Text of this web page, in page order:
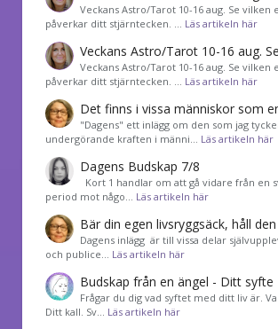
Veckans Astro/Tarot 10-16 aug. Se vilken
påverkar ditt stjärntecken. … Läs artikeln här
Veckans Astro/Tarot 10-16 aug.
Veckans Astro/Tarot 10-16 aug. Se vilken
påverkar ditt stjärntecken. … Läs artikeln här
Det finns i vissa människor som
"Dagens" ett inlägg om den som jag
undergörande kraften i männi… Läs artikeln här
Dagens Budskap 7/8
Kort 1 handlar om att gå vidare från en
period mot någo… Läs artikeln här
Bär din egen livsryggsäck, håll den
Dagens inlägg är till vissa delar
och publice… Läs artikeln här
Budskap från en ängel - Ditt syfte
Frågar du dig vad syftet med ditt liv är.
Ditt kall. Sv… Läs artikeln här